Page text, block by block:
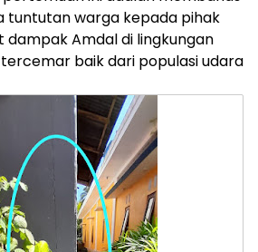
tuntutan warga kepada pihak
Amdal di lingkungan
baik dari populasi udara